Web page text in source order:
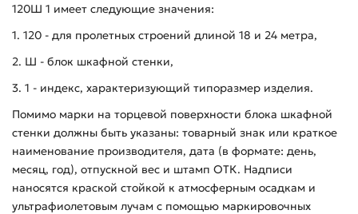
120Ш 1 имеет следующие значения:
1. 120 - для пролетных строений длиной 18 и 24 метра,
2. Ш - блок шкафной стенки,
3. 1 - индекс, характеризующий типоразмер изделия.
Помимо марки на торцевой поверхности блока шкафной
стенки должны быть указаны: товарный знак или краткое
наименование производителя, дата (в формате: день,
месяц, год), отпускной вес и штамп ОТК. Надписи
наносятся краской стойкой к атмосферным осадкам и
ультрафиолетовым лучам с помощью маркировочных